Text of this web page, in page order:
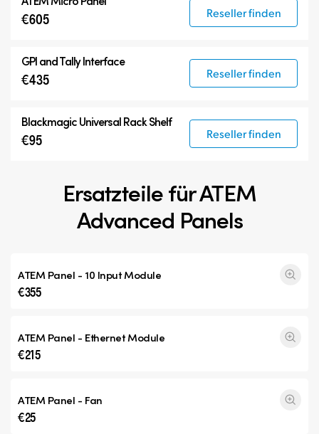
€605 Reseller finden
GPI and Tally Interface
€435 Reseller finden
Blackmagic Universal Rack Shelf
€95 Reseller finden
Ersatzteile für ATEM
Advanced Panels
ATEM Panel - 10 Input Module
€355
ATEM Panel - Ethernet Module
€215
ATEM Panel - Fan
€25